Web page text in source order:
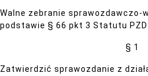
Walne zebranie sprawozdawczo-
podstawie § 66 pkt 3 Statutu
§ 1
Zatwierdzić sprawozdanie z